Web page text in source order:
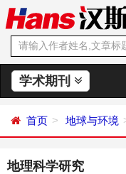
学术期刊
首页 地球与环境
地理科学研究